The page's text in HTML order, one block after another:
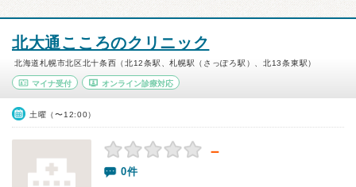
北大通こころのクリニック
北海道札幌市北区北十条西（北12条駅、札幌駅（さっぽろ駅）、北13条東駅）
マイナ受付 オンライン診療対応
土曜（〜12:00）
－
0件